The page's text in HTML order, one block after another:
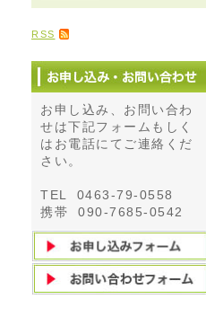
RSS
お申し込み、お問い合わ
せは下記フォームもしく
はお電話にてご連絡くだ
さい。
TEL 0463-79-0558
携帯 090-7685-0542